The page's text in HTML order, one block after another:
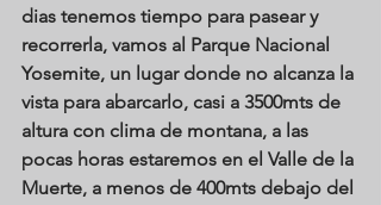
dias tenemos tiempo para pasear y
recorrerla, vamos al Parque Nacional
Yosemite, un lugar donde no alcanza la
vista para abarcarlo, casi a 3500mts de
altura con clima de montana, a las
pocas horas estaremos en el Valle de la
Muerte, a menos de 400mts debajo del